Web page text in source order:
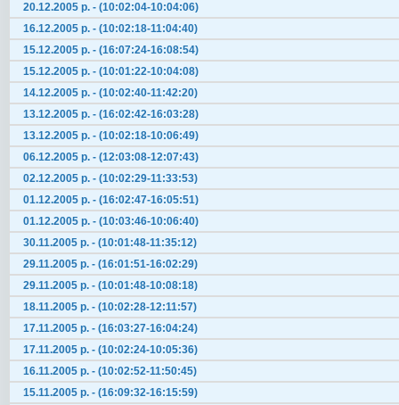
20.12.2005 р. - (10:02:04-10:04:06)
16.12.2005 р. - (10:02:18-11:04:40)
15.12.2005 р. - (16:07:24-16:08:54)
15.12.2005 р. - (10:01:22-10:04:08)
14.12.2005 р. - (10:02:40-11:42:20)
13.12.2005 р. - (16:02:42-16:03:28)
13.12.2005 р. - (10:02:18-10:06:49)
06.12.2005 р. - (12:03:08-12:07:43)
02.12.2005 р. - (10:02:29-11:33:53)
01.12.2005 р. - (16:02:47-16:05:51)
01.12.2005 р. - (10:03:46-10:06:40)
30.11.2005 р. - (10:01:48-11:35:12)
29.11.2005 р. - (16:01:51-16:02:29)
29.11.2005 р. - (10:01:48-10:08:18)
18.11.2005 р. - (10:02:28-12:11:57)
17.11.2005 р. - (16:03:27-16:04:24)
17.11.2005 р. - (10:02:24-10:05:36)
16.11.2005 р. - (10:02:52-11:50:45)
15.11.2005 р. - (16:09:32-16:15:59)